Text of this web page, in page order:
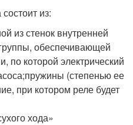
из:
из стенок внутренней
обеспечивающей
по которой электрический
(степенью ее
при котором реле будет
хода»